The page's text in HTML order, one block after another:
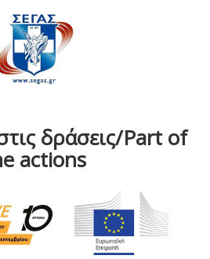
δράσεις/Part of
actions